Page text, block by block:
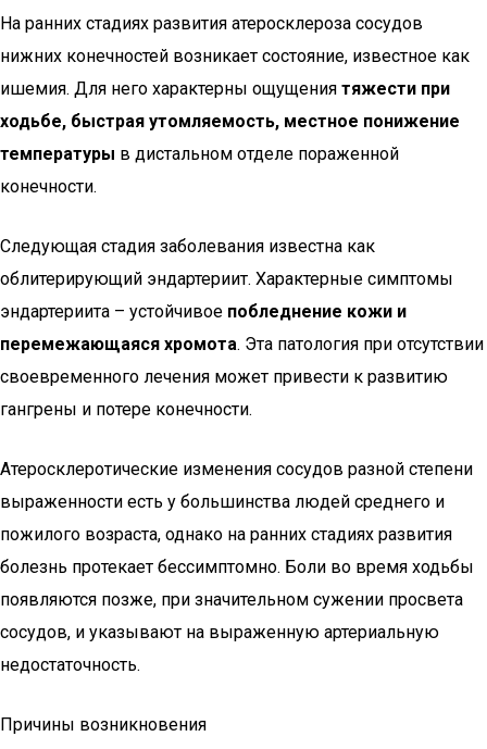
На ранних стадиях развития атеросклероза сосудов
нижних конечностей возникает состояние, известное как
ишемия. Для него характерны ощущения тяжести при
ходьбе, быстрая утомляемость, местное понижение
температуры в дистальном отделе пораженной
конечности.
Следующая стадия заболевания известна как
облитерирующий эндартериит. Характерные симптомы
эндартериита – устойчивое побледнение кожи и
перемежающаяся хромота. Эта патология при отсутствии
своевременного лечения может привести к развитию
гангрены и потере конечности.
Атеросклеротические изменения сосудов разной степени
выраженности есть у большинства людей среднего и
пожилого возраста, однако на ранних стадиях развития
болезнь протекает бессимптомно. Боли во время ходьбы
появляются позже, при значительном сужении просвета
сосудов, и указывают на выраженную артериальную
недостаточность.
Причины возникновения